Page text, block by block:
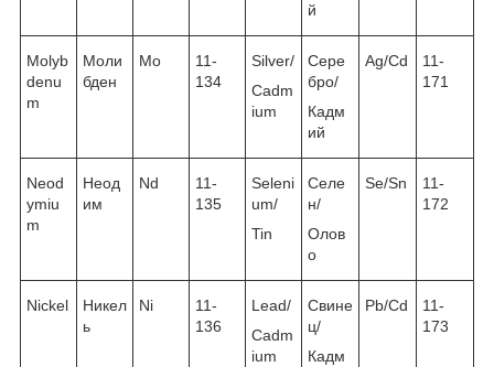
й
Molyb
denu
m
Моли
бден
Mo
11-
134
Silver/
Cadm
ium
Сере
бро/
Кадм
ий
Ag/Cd
11-
171
Neod
ymiu
m
Неод
им
Nd
11-
135
Seleni
um/
Tin
Селе
н/
Олов
о
Se/Sn
11-
172
Nickel
Никел
ь
Ni
11-
136
Lead/
Cadm
ium
Свине
ц/
Кадм
Pb/Cd
11-
173